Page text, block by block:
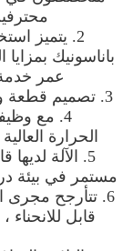
2. يتميز
باناسونيك بمزايا
عمر
3. تصميم قطعة واحدة ، التوصيل والتشغيل ، حرية الحركة
4. مع
الحرارة
5. الآلة
مستمر في بيئة درجة
6. تتأرجح مجرى
قابل للانحناء